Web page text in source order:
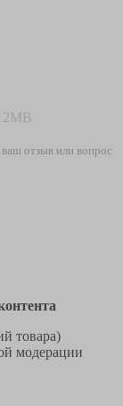
отзыв или вопрос
товара)
модерации